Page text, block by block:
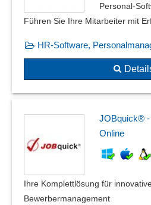
Personal-
Führen Sie Ihre Mitarbeiter mit
HR-Software,
JOBquick® -
Online
Ihre Komplettlösung für
Bewerbermanagement